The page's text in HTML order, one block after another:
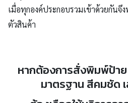
เมื่อทุกองค์ประกอบรวมเข้าด้วยกันจึ
ตัวสินค้า
หากต้องการสั่งพิมพ์ป้า
มาตรฐาน สีคมชัด